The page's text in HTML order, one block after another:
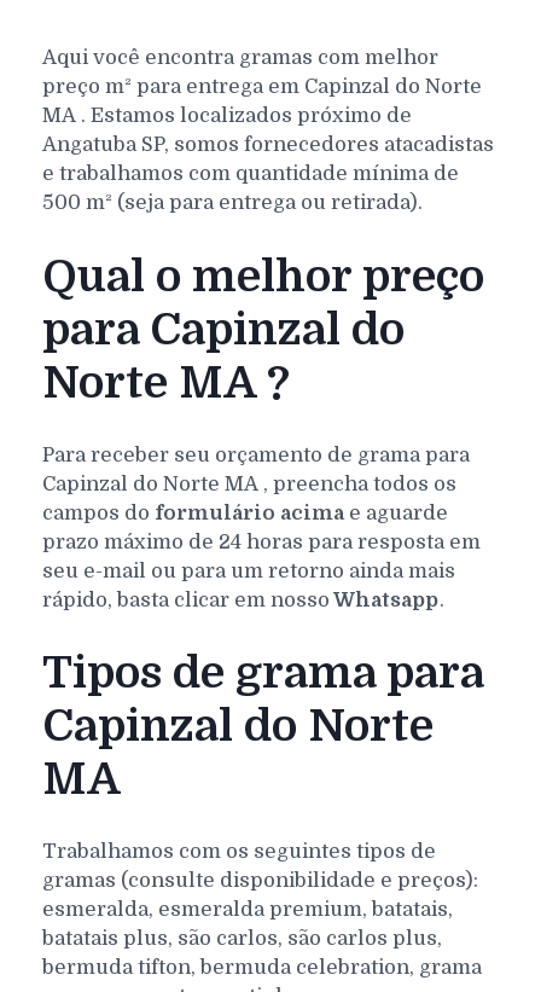
Aqui você encontra gramas com melhor
preço m² para entrega em Capinzal do Norte
MA . Estamos localizados próximo de
Angatuba SP, somos fornecedores atacadistas
e trabalhamos com quantidade mínima de
500 m² (seja para entrega ou retirada).
Qual o melhor preço
para Capinzal do
Norte MA ?
Para receber seu orçamento de grama para
Capinzal do Norte MA , preencha todos os
campos do formulário acima e aguarde
prazo máximo de 24 horas para resposta em
seu e-mail ou para um retorno ainda mais
rápido, basta clicar em nosso Whatsapp.
Tipos de grama para
Capinzal do Norte
MA
Trabalhamos com os seguintes tipos de
gramas (consulte disponibilidade e preços):
esmeralda, esmeralda premium, batatais,
batatais plus, são carlos, são carlos plus,
bermuda tifton, bermuda celebration, grama